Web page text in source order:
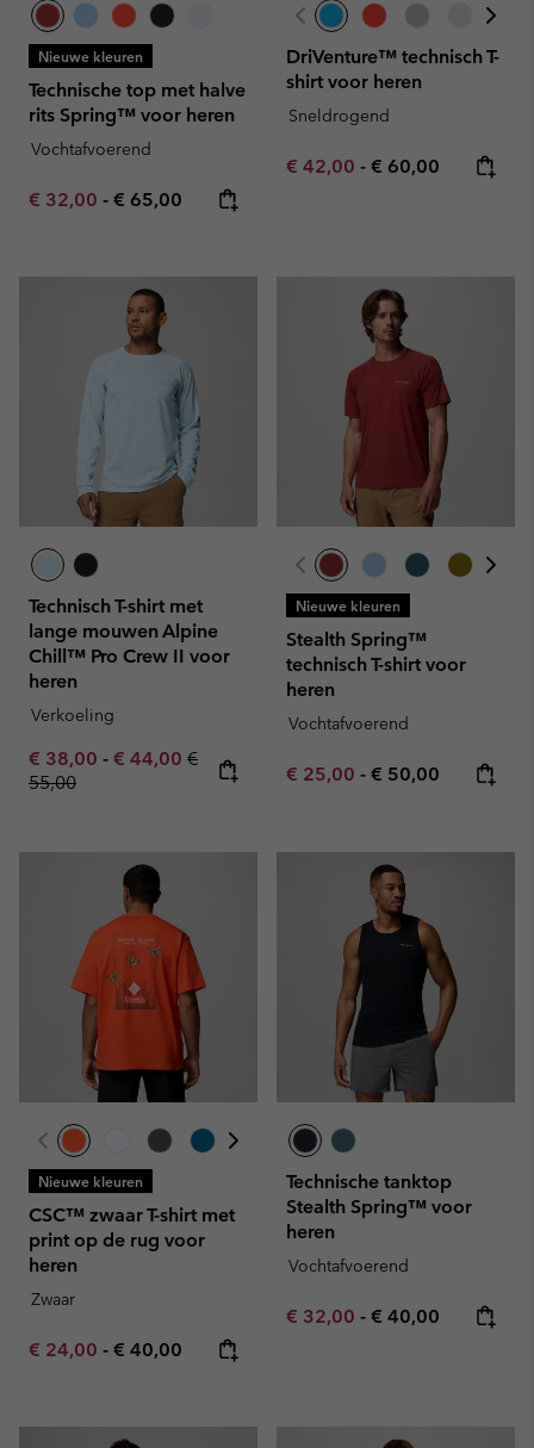
Nieuwe kleuren
Technische top met halve
rits Spring™ voor heren
Vochtafvoerend
Minimum sale price:
€ 32,00 - Maximum price:
€ 65,00
DriVenture™ technisch T-
shirt voor heren
Sneldrogend
Minimum sale price:
€ 42,00 - Maximum price:
€ 60,00
Technisch T-shirt met
lange mouwen Alpine
Chill™ Pro Crew II voor
heren
Verkoeling
Minimum sale price:
€ 38,00 - Maximum sale price:
€ 44,00 Regular price:
€
55,00
Nieuwe kleuren
Stealth Spring™
technisch T-shirt voor
heren
Vochtafvoerend
Minimum sale price:
€ 25,00 - Maximum price:
€ 50,00
Nieuwe kleuren
CSC™ zwaar T-shirt met
print op de rug voor
heren
Zwaar
Minimum sale price:
€ 24,00 - Maximum price:
€ 40,00
Technische tanktop
Stealth Spring™ voor
heren
Vochtafvoerend
Minimum sale price:
€ 32,00 - Maximum price:
€ 40,00